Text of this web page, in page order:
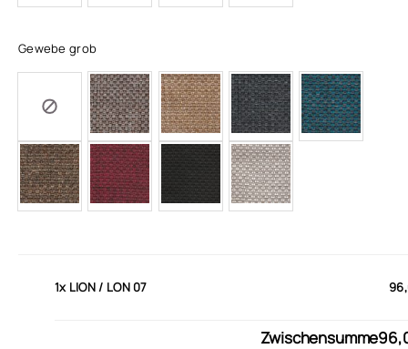
Gewebe grob
1x LION / LON 07
Zwischensumme